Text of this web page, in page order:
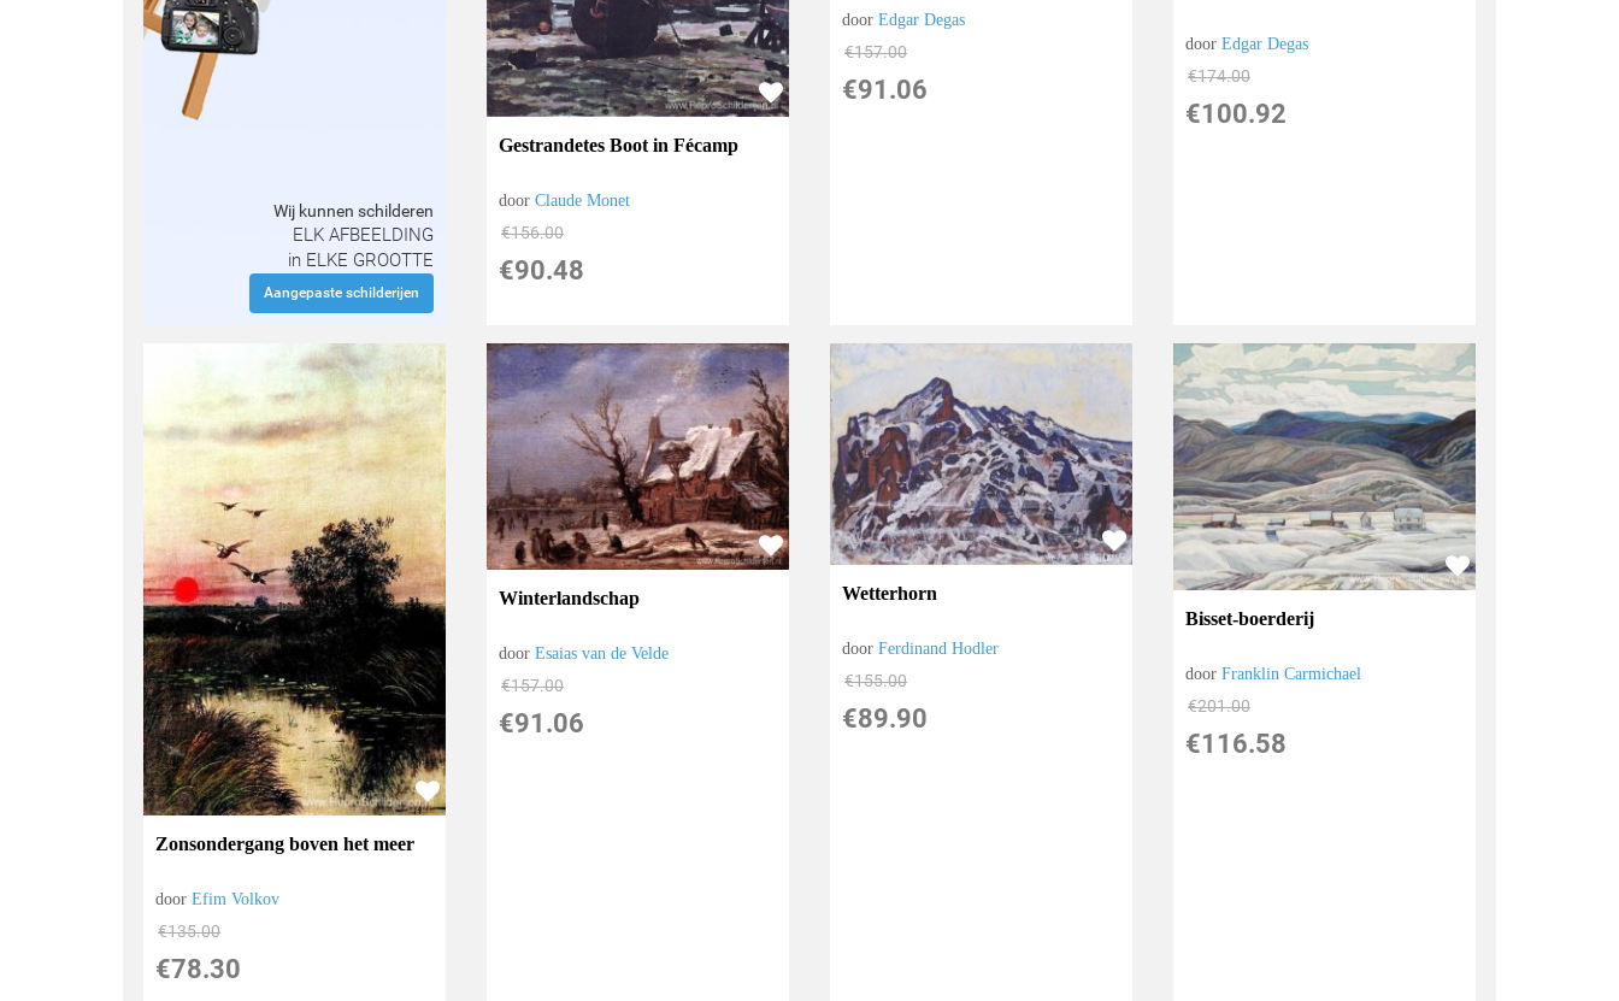
Wij kunnen schilderen
ELK AFBEELDING
in ELKE GROOTTE
Aangepaste schilderijen
Gestrandetes Boot in Fécamp
doorClaude Monet
€156.00
€90.48
doorEdgar Degas
€157.00
€91.06
doorEdgar Degas
€174.00
€100.92
Zonsondergang boven het meer
doorEfim Volkov
€135.00
€78.30
Winterlandschap
doorEsaias van de Velde
€157.00
€91.06
Wetterhorn
doorFerdinand Hodler
€155.00
€89.90
Bisset-boerderij
doorFranklin Carmichael
€201.00
€116.58